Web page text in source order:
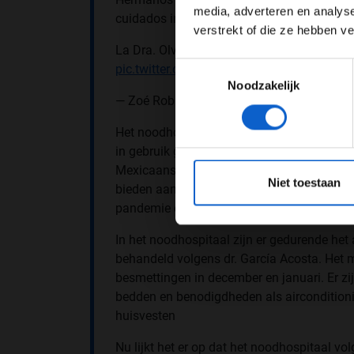
media, adverteren en
verstrekt of die ze hebben
Noodzakelijk
Niet toestaan
cuidados intensivos.
La Dra. Olvera, titular de Infraestructura
pic.twitter.com/Zpg4OPGnc3
— Zoé Robledo (@zoerobledo)
Het noodhospitaal in het pitgebouw van
in gebruik genomen. Medisch directeur
Mexicaanse krant
bieden aan 192 bedden en 26 intensive
pandemie een aantal van 400 bedden
In het noodhospitaal zijn er gedurende
behandeld volgens dr. García Acosta. Het
besmettingen in december en januari. Er
bedden en benodigdheden als
huisvesten
Nu lijkt het er op dat het noodhospitaal